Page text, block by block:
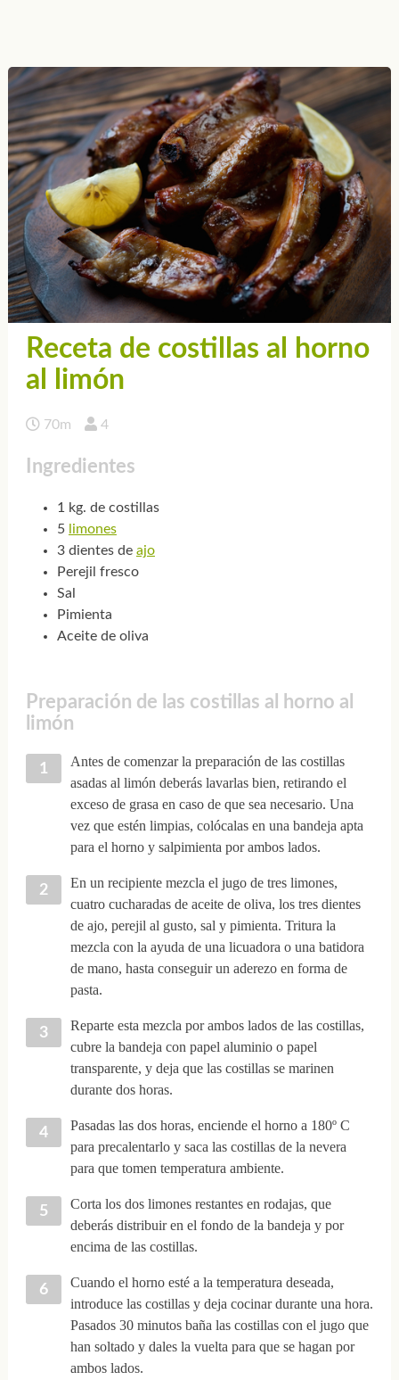
Receta de costillas al horno
al limón
70m 4
Ingredientes
1 kg. de costillas
5 limones
3 dientes de ajo
Perejil fresco
Sal
Pimienta
Aceite de oliva
Preparación de las costillas al horno al
limón
Antes de comenzar la preparación de las costillas
asadas al limón deberás lavarlas bien, retirando el
exceso de grasa en caso de que sea necesario. Una
vez que estén limpias, colócalas en una bandeja apta
para el horno y salpimienta por ambos lados.
En un recipiente mezcla el jugo de tres limones,
cuatro cucharadas de aceite de oliva, los tres dientes
de ajo, perejil al gusto, sal y pimienta. Tritura la
mezcla con la ayuda de una licuadora o una batidora
de mano, hasta conseguir un aderezo en forma de
pasta.
Reparte esta mezcla por ambos lados de las costillas,
cubre la bandeja con papel aluminio o papel
transparente, y deja que las costillas se marinen
durante dos horas.
Pasadas las dos horas, enciende el horno a 180º C
para precalentarlo y saca las costillas de la nevera
para que tomen temperatura ambiente.
Corta los dos limones restantes en rodajas, que
deberás distribuir en el fondo de la bandeja y por
encima de las costillas.
Cuando el horno esté a la temperatura deseada,
introduce las costillas y deja cocinar durante una hora.
Pasados 30 minutos baña las costillas con el jugo que
han soltado y dales la vuelta para que se hagan por
ambos lados.